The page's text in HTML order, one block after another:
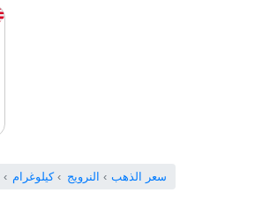
سعر الذهب النرويج كيلوغرام